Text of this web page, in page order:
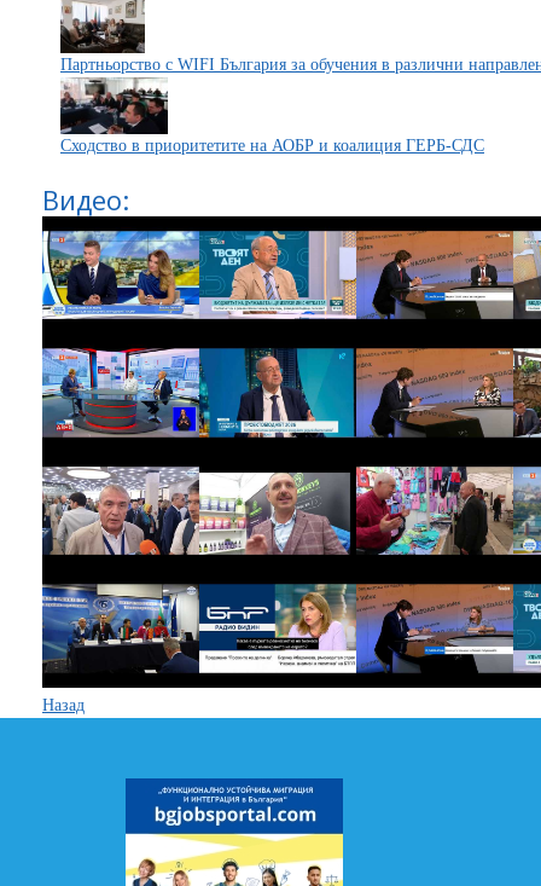
Партньорство с WIFI България за обучения в различни
Сходство в приоритетите на АОБР и коалиция ГЕРБ-СДС
Видео:
Назад